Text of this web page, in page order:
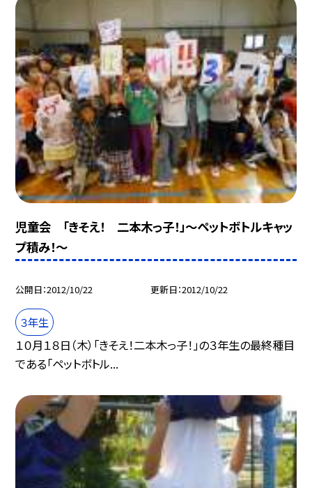
児童会 「きそえ！ 二本木っ子！」〜ペットボトルキャッ
プ積み！〜
公開日 2012/10/22 更新日 2012/10/22
３年生
１０月１８日（木）「きそえ！二本木っ子！」の３年生の最終種目
である「ペットボトル...